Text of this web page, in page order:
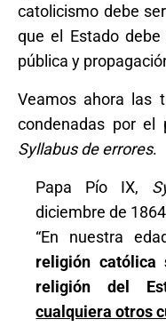
catolicismo debe
que el Estado
pública y
Veamos ahora las
condenadas por el
Syllabus de errores.
Papa Pío IX,
diciembre de
“En nuestra
religión católica
religión del
cualquiera otros